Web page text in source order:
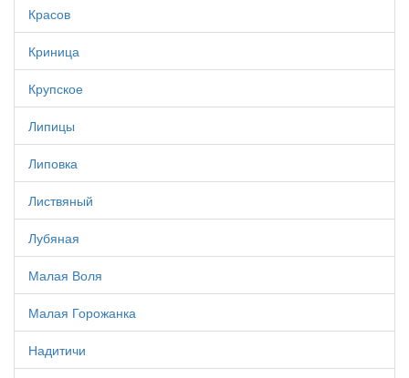
Красов
Криница
Крупское
Липицы
Липовка
Листвяный
Лубяная
Малая Воля
Малая Горожанка
Надитичи